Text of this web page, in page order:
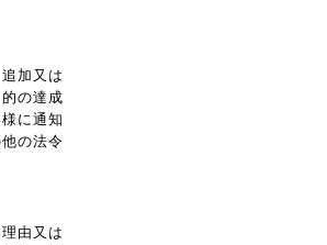
加又は
の達成
に通知
の法令
由又は